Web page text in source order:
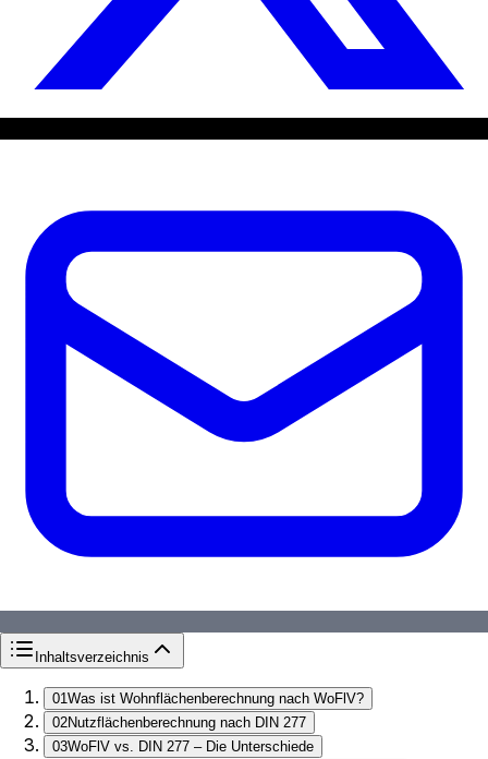
Inhaltsverzeichnis
01 Was ist Wohnflächenberechnung nach WoFlV?
02Nutzflächenberechnung nach DIN 277
03WoFlV vs. DIN 277 – Die Unterschiede